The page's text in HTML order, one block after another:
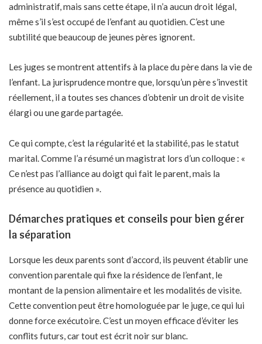
administratif, mais sans cette étape, il n’a aucun droit légal,
même s’il s’est occupé de l’enfant au quotidien. C’est une
subtilité que beaucoup de jeunes pères ignorent.
Les juges se montrent attentifs à la place du père dans la vie de
l’enfant. La jurisprudence montre que, lorsqu’un père s’investit
réellement, il a toutes ses chances d’obtenir un droit de visite
élargi ou une garde partagée.
Ce qui compte, c’est la régularité et la stabilité, pas le statut
marital. Comme l’a résumé un magistrat lors d’un colloque : «
Ce n’est pas l’alliance au doigt qui fait le parent, mais la
présence au quotidien ».
Démarches pratiques et conseils pour bien gérer
la séparation
Lorsque les deux parents sont d’accord, ils peuvent établir une
convention parentale qui fixe la résidence de l’enfant, le
montant de la pension alimentaire et les modalités de visite.
Cette convention peut être homologuée par le juge, ce qui lui
donne force exécutoire. C’est un moyen efficace d’éviter les
conflits futurs, car tout est écrit noir sur blanc.